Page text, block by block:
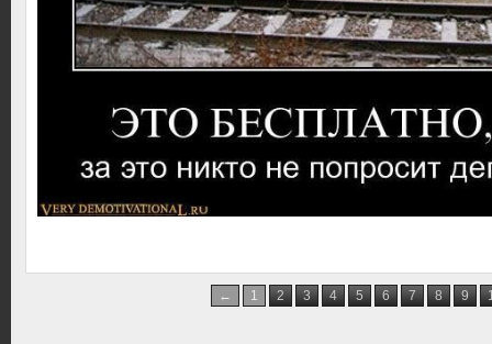
← 1 2 3 4 5 6 7 8 9